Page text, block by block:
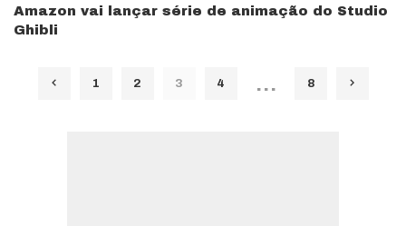
Amazon vai lançar série de animação do Studio
Ghibli
1 2 3 4 … 8